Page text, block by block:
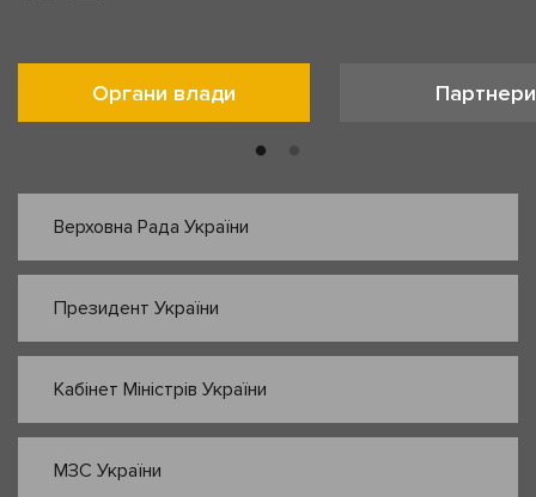
Органи влади Партнери
Верховна Рада України
Президент України
Кабінет Міністрів України
МЗС України